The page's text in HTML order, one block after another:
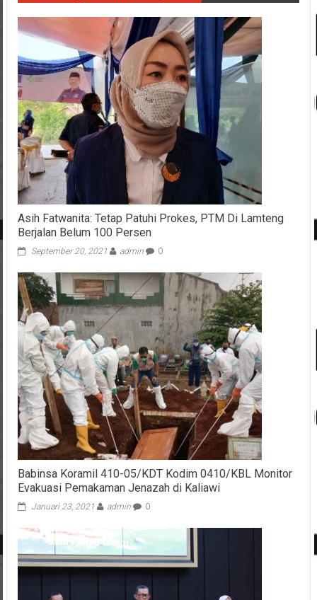
Asih Fatwanita: Tetap Patuhi Prokes, PTM Di Lamteng
Berjalan Belum 100 Persen
September 20, 2021 admin 0
Babinsa Koramil 410-05/KDT Kodim 0410/KBL Monitor
Evakuasi Pemakaman Jenazah di Kaliawi
Januari 23, 2021 admin 0